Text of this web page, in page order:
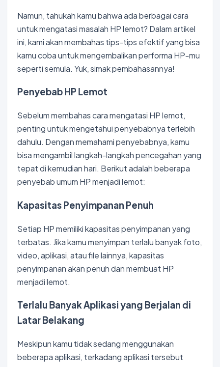
Namun, tahukah kamu bahwa ada berbagai cara
untuk mengatasi masalah HP lemot? Dalam artikel
ini, kami akan membahas tips-tips efektif yang bisa
kamu coba untuk mengembalikan performa HP-mu
seperti semula. Yuk, simak pembahasannya!
Penyebab HP Lemot
Sebelum membahas cara mengatasi HP lemot,
penting untuk mengetahui penyebabnya terlebih
dahulu. Dengan memahami penyebabnya, kamu
bisa mengambil langkah-langkah pencegahan yang
tepat di kemudian hari. Berikut adalah beberapa
penyebab umum HP menjadi lemot:
Kapasitas Penyimpanan Penuh
Setiap HP memiliki kapasitas penyimpanan yang
terbatas. Jika kamu menyimpan terlalu banyak foto,
video, aplikasi, atau file lainnya, kapasitas
penyimpanan akan penuh dan membuat HP
menjadi lemot.
Terlalu Banyak Aplikasi yang Berjalan di
Latar Belakang
Meskipun kamu tidak sedang menggunakan
beberapa aplikasi, terkadang aplikasi tersebut